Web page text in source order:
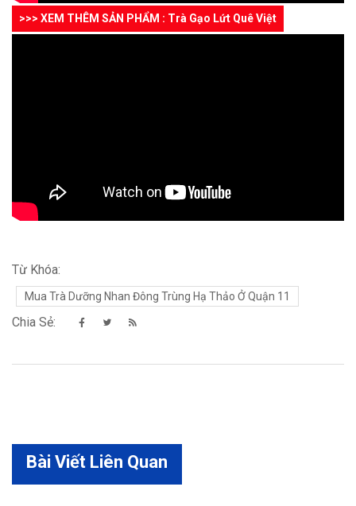
>>> XEM THÊM SẢN PHẨM : Trà Gạo Lứt Quê Việt
Từ Khóa:
Mua Trà Dưỡng Nhan Đông Trùng Hạ Thảo Ở Quận 11
Chia Sẻ:
Bài Viết Liên Quan